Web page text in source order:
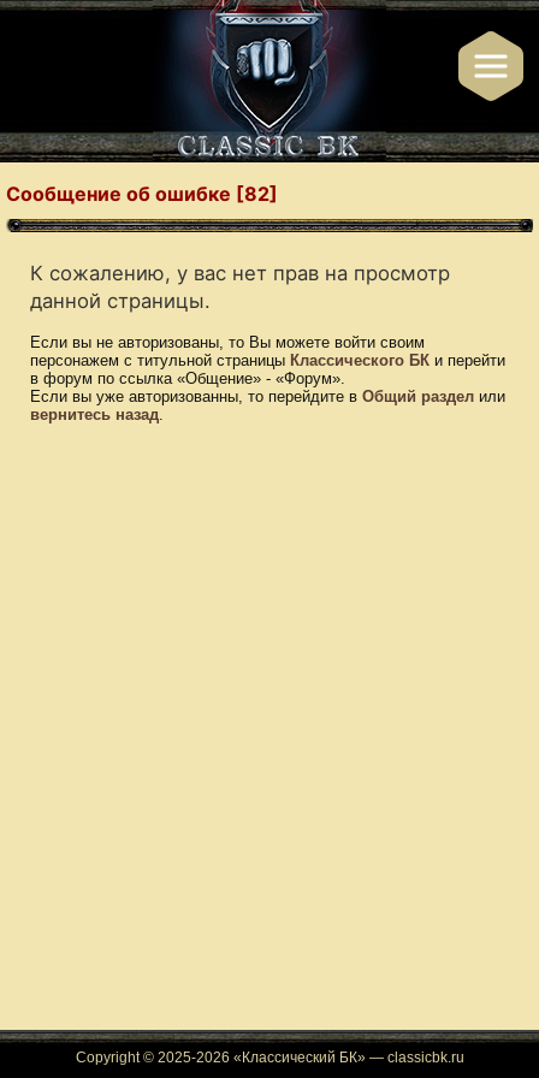
Сообщение об ошибке [82]
К сожалению, у вас нет прав на просмотр
данной страницы.
Если вы не авторизованы, то Вы можете войти своим
персонажем с титульной страницы Классического БК и перейти
в форум по ссылка «Общение» - «Форум».
Если вы уже авторизованны, то перейдите в Общий раздел или
вернитесь назад.
Copyright © 2025-2026 «Классический БК» — classicbk.ru